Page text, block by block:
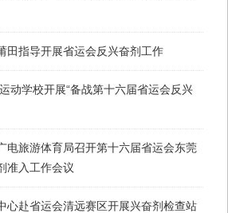
田指导开展省运会反兴奋剂工作
动学校开展“备战第十六届省运会反兴
电旅游体育局召开第十六届省运会东莞
准入工作会议
心赴省运会清远赛区开展兴奋剂检查站